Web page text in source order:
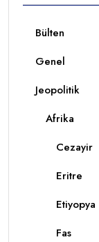
Bülten
Genel
Jeopolitik
Afrika
Cezayir
Eritre
Etiyopya
Fas